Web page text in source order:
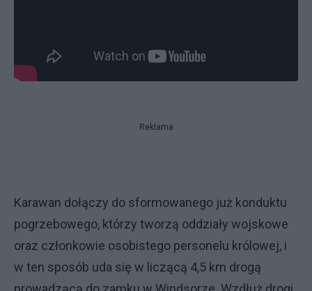
Reklama
Karawan dołączy do sformowanego już konduktu
pogrzebowego, którzy tworzą oddziały wojskowe
oraz członkowie osobistego personelu królowej, i
w ten sposób uda się w liczącą 4,5 km drogą